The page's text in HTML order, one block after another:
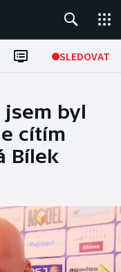
SLEDOVAT
byl
cítím
Bílek